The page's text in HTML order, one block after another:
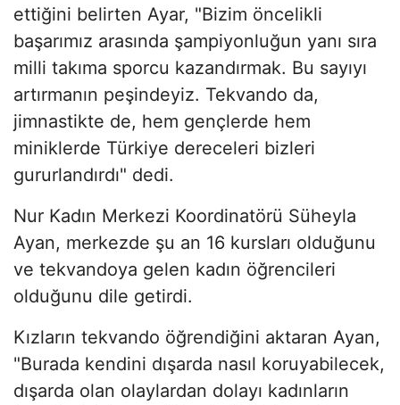
ettiğini belirten Ayar, "Bizim öncelikli
başarımız arasında şampiyonluğun yanı sıra
milli takıma sporcu kazandırmak. Bu sayıyı
artırmanın peşindeyiz. Tekvando da,
jimnastikte de, hem gençlerde hem
miniklerde Türkiye dereceleri bizleri
gururlandırdı" dedi.
Nur Kadın Merkezi Koordinatörü Süheyla
Ayan, merkezde şu an 16 kursları olduğunu
ve tekvandoya gelen kadın öğrencileri
olduğunu dile getirdi.
Kızların tekvando öğrendiğini aktaran Ayan,
"Burada kendini dışarda nasıl koruyabilecek,
dışarda olan olaylardan dolayı kadınların